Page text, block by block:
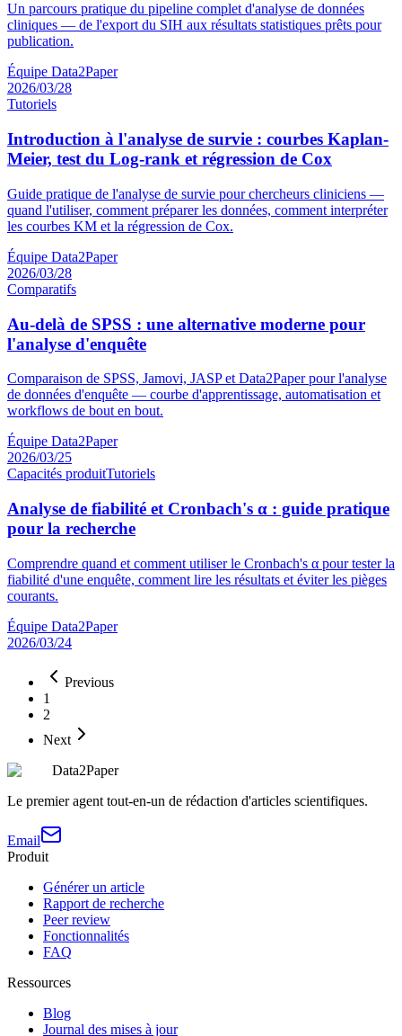
Un parcours pratique du pipeline complet d'analyse de données
cliniques — de l'export du SIH aux résultats statistiques prêts pour
publication.
Équipe Data2Paper
2026/03/28
Tutoriels
Introduction à l'analyse de survie : courbes Kaplan-
Meier, test du Log-rank et régression de Cox
Guide pratique de l'analyse de survie pour chercheurs cliniciens —
quand l'utiliser, comment préparer les données, comment interpréter
les courbes KM et la régression de Cox.
Équipe Data2Paper
2026/03/28
Comparatifs
Au-delà de SPSS : une alternative moderne pour
l'analyse d'enquête
Comparaison de SPSS, Jamovi, JASP et Data2Paper pour l'analyse
de données d'enquête — courbe d'apprentissage, automatisation et
workflows de bout en bout.
Équipe Data2Paper
2026/03/25
Capacités produitTutoriels
Analyse de fiabilité et Cronbach's α : guide pratique
pour la recherche
Comprendre quand et comment utiliser le Cronbach's α pour tester la
fiabilité d'une enquête, comment lire les résultats et éviter les pièges
courants.
Équipe Data2Paper
2026/03/24
Previous
1
2
Next
Data2Paper
Le premier agent tout-en-un de rédaction d'articles scientifiques.
Email
Produit
Générer un article
Rapport de recherche
Peer review
Fonctionnalités
FAQ
Ressources
Blog
Journal des mises à jour